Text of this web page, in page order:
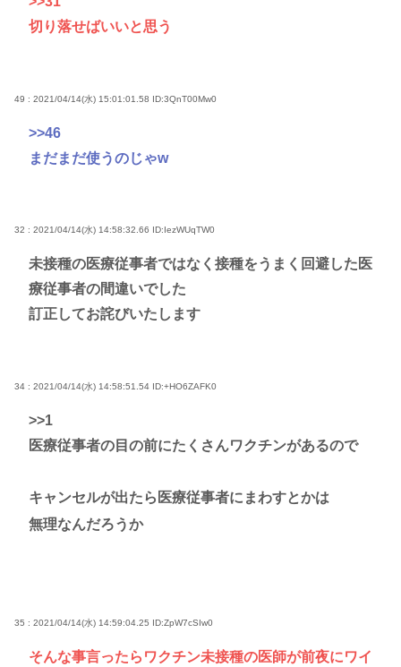
切り落せばいいと思う
49 : 2021/04/14(水) 15:01:01.58 ID:3QnT00Mw0
>>46
まだまだ使うのじゃw
32 : 2021/04/14(水) 14:58:32.66 ID:IezWUqTW0
未接種の医療従事者ではなく接種をうまく回避した医
療従事者の間違いでした
訂正してお詫びいたします
34 : 2021/04/14(水) 14:58:51.54 ID:+HO6ZAFK0
>>1
医療従事者の目の前にたくさんワクチンがあるので
キャンセルが出たら医療従事者にまわすとかは
無理なんだろうか
35 : 2021/04/14(水) 14:59:04.25 ID:ZpW7cSIw0
そんな事言ったらワクチン未接種の医師が前夜にワイ